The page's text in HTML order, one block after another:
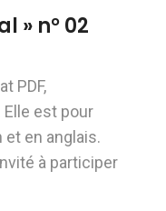
» n° 02
PDF,
est pour
et en anglais.
à participer